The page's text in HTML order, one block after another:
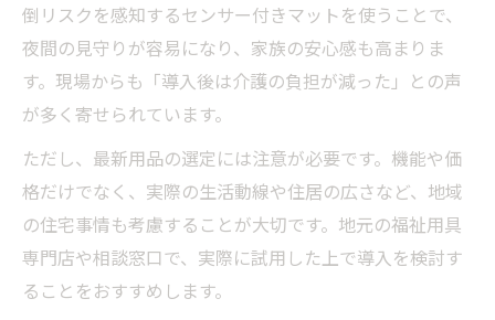
専門家が推奨する介護用品の見極め方
介護用品の機能性と安全性を比較する
福祉用具レンタル活用で安心な在宅介護へ
法
福祉用具選定で家族の安心を守る方法
家族の介護負担を減らす福祉用具の活用法
安心できる介護用品選びのチェックリスト
倒リスクを感知するセンサー付きマットを使うことで、
夜間の見守りが容易になり、家族の安心感も高まりま
す。現場からも「導入後は介護の負担が減った」との声
が多く寄せられています。
ただし、最新用品の選定には注意が必要です。機能や価
格だけでなく、実際の生活動線や住居の広さなど、地域
の住宅事情も考慮することが大切です。地元の福祉用具
専門店や相談窓口で、実際に試用した上で導入を検討す
ることをおすすめします。